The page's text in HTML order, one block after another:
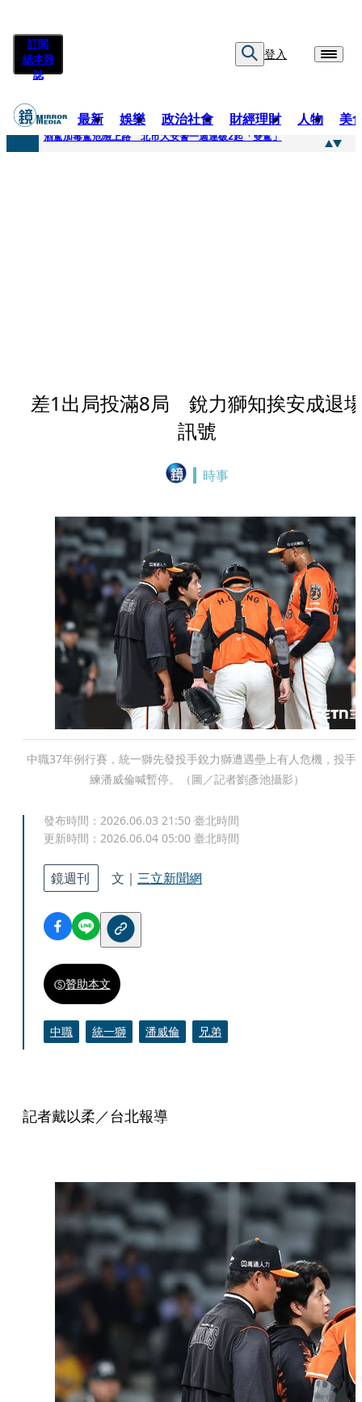
訂閱
紙本雜
誌
登入
最新 娛樂 政治社會 財經理財 人物 美
快訊
酒駕加毒駕危險上路 北市大安警一週連破2起「雙駕」
差1出局投滿8局 銳力獅知挨安成退
訊號
時事
中職37年例行賽，統一獅先發投手銳力獅遭遇壘上有人危機，投手
練潘威倫喊暫停。（圖／記者劉彥池攝影）
發布時間： 2026.06.03 21:50 臺北時間
更新時間： 2026.06.04 05:00 臺北時間
鏡週刊 文｜ 三立新聞網
贊助本文
中職 統一獅 潘威倫 兄弟
記者戴以柔／台北報導